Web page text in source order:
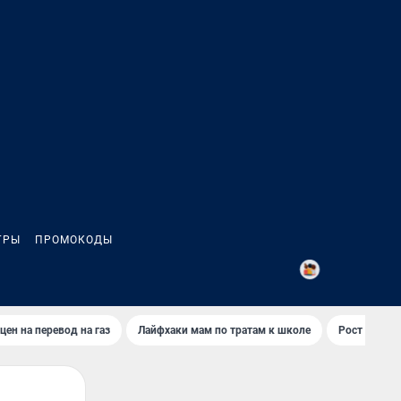
ПРОМОКОДЫ
2
на перевод на газ Лайфхаки мам по тратам к школе Рост цен на